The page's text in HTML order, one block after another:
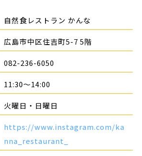
自然食レストラン かんな
広島市中区住吉町5-7 5階
082-236-6050
11:30～14:00
火曜日・日曜日
https://www.instagram.com/ka
nna_restaurant_